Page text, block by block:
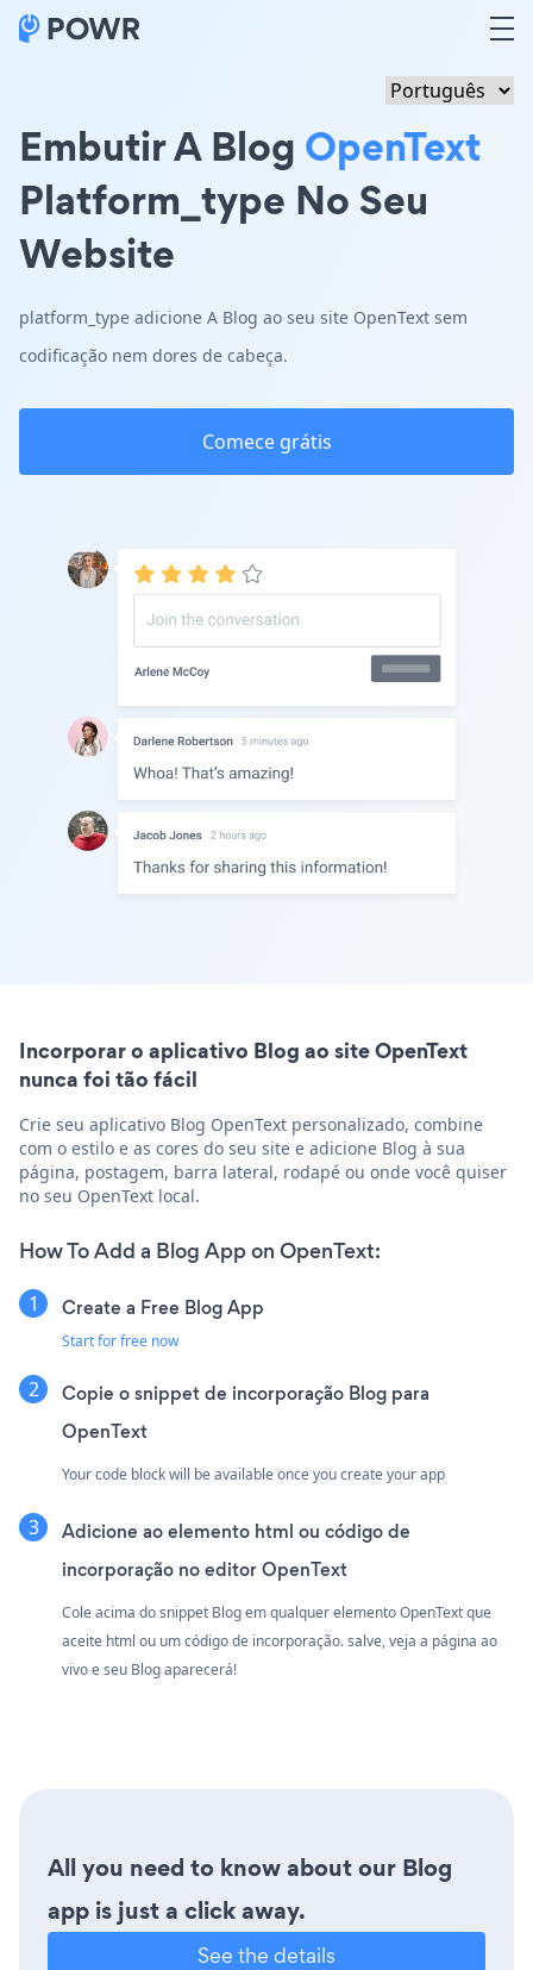
Embutir A Blog OpenText
Platform_type No Seu
Website
platform_type adicione A Blog ao seu site OpenText sem
codificação nem dores de cabeça.
Comece grátis
Incorporar o aplicativo Blog ao site OpenText
nunca foi tão fácil
Crie seu aplicativo Blog OpenText personalizado, combine
com o estilo e as cores do seu site e adicione Blog à sua
página, postagem, barra lateral, rodapé ou onde você quiser
no seu OpenText local.
How To Add a Blog App on OpenText:
Create a Free Blog App
Start for free now
Copie o snippet de incorporação Blog para
OpenText
Your code block will be available once you create your app
Adicione ao elemento html ou código de
incorporação no editor OpenText
Cole acima do snippet Blog em qualquer elemento OpenText que
aceite html ou um código de incorporação. salve, veja a página ao
vivo e seu Blog aparecerá!
All you need to know about our Blog
app is just a click away.
See the details